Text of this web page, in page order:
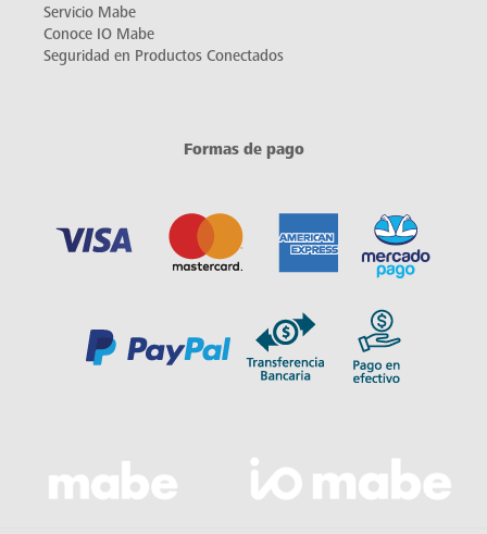
Servicio Mabe
Conoce IO Mabe
Seguridad en Productos Conectados
Formas de pago